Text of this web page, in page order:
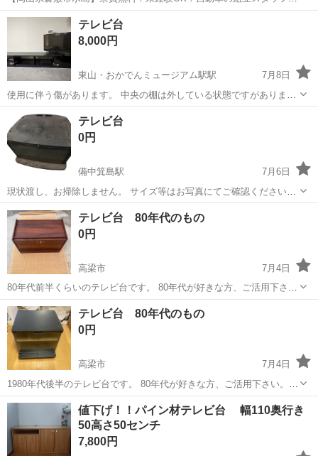
《お仕事No.NS0089》 お仕事について 車の組立作業です。専用レール
に乗って流れてくる車の骨組みに、車内外の各部品・ハンドル・足回
り・ドア・シートなどの各...
岡山 倉敷市 水島駅
テレビ台
8,000円
東山・おかでんミュージアム駅駅
7月8日
使用に伴う傷があります。 中央の棚は外している状態ですがありま
す。 チャイルドロックをつけているので剥がす際、引き出し正面は大
丈夫だと思いますが横の方は剥がれるかもしれません。 引き渡しは組
み立てたままの状態になります。 以...
岡山 岡山市 東山・おかでんミュージアム駅駅
天板
テレビ台
0円
備中箕島駅
7月6日
現状渡し、お掃除しません。 サイズ等はお写真にてご確認ください。
こちらは内尾でお願いします。他の場所へは持ち運べません。 平日9
時から15時まででお願いします。
岡山 岡山市 備中箕島駅 収納家具
テレビ台 80年代のもの
0円
高梁市
7月4日
80年代前半くらいのテレビ台です。 80年代が好きな方、ご活用下さ
い。 【サイズ】縦：44cm、横：75cm、高さ：42cm （大体です）
【傷などの状態】古いので傷や汚れがあります。 【アピールポイン
ト】状態はいいのでまだ...
岡山 高梁市 収納家具 80年代
テレビ台 80年代のもの
0円
高梁市
7月4日
1980年代後半のテレビ台です。 80年代が好きな方、ご活用下さい。
【サイズ】縦：48cm、横：50cm、高さ：49cm （大体です） 【傷な
どの状態】古いので傷や汚れがあります。 【アピールポイント】状態
はいいのでまだま...
岡山 高梁市 収納家具
値下げ！！パイン材テレビ台 幅110奥行き
50高さ50センチ
7,800円